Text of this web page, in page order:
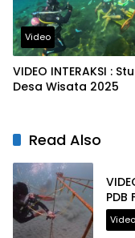
Video
VIDEO INTERAKSI :
Desa Wisata 2025
Read Also
PDB
Video